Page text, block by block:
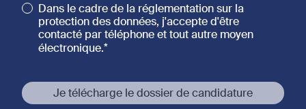
Dans le cadre de la réglementation sur la
protection des données, j'accepte d'être
contacté par téléphone et tout autre moyen
électronique.
Je télécharge le dossier de candidature